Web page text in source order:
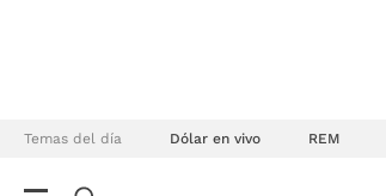
Temas del día Dólar en vivo REM